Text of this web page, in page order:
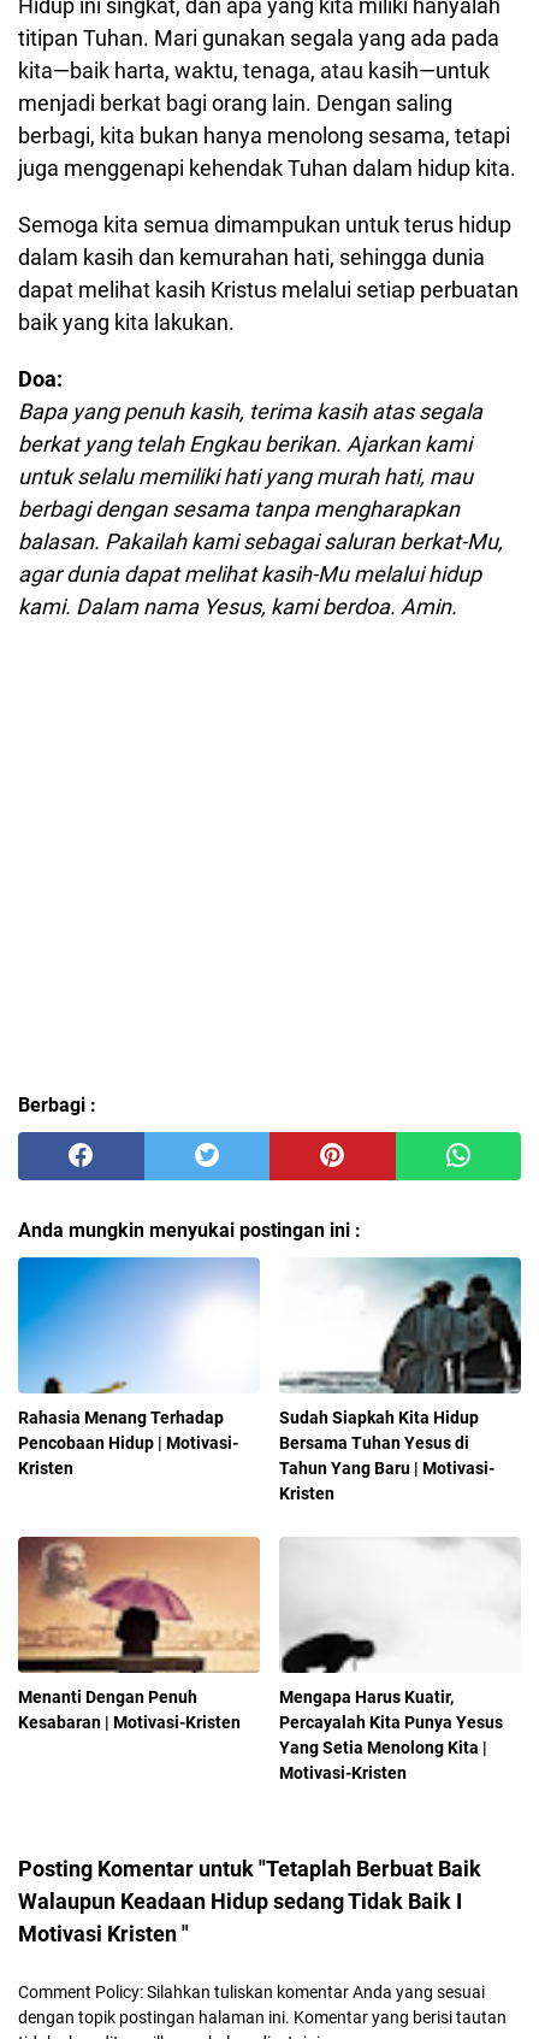
Hidup ini singkat, dan apa yang kita miliki hanyalah
titipan Tuhan. Mari gunakan segala yang ada pada
kita—baik harta, waktu, tenaga, atau kasih—untuk
menjadi berkat bagi orang lain. Dengan saling
berbagi, kita bukan hanya menolong sesama, tetapi
juga menggenapi kehendak Tuhan dalam hidup kita.
Semoga kita semua dimampukan untuk terus hidup
dalam kasih dan kemurahan hati, sehingga dunia
dapat melihat kasih Kristus melalui setiap perbuatan
baik yang kita lakukan.
Doa:
Bapa yang penuh kasih, terima kasih atas segala
berkat yang telah Engkau berikan. Ajarkan kami
untuk selalu memiliki hati yang murah hati, mau
berbagi dengan sesama tanpa mengharapkan
balasan. Pakailah kami sebagai saluran berkat-Mu,
agar dunia dapat melihat kasih-Mu melalui hidup
kami. Dalam nama Yesus, kami berdoa. Amin.
Berbagi :
Anda mungkin menyukai postingan ini :
Rahasia Menang Terhadap
Pencobaan Hidup | Motivasi-
Kristen
Sudah Siapkah Kita Hidup
Bersama Tuhan Yesus di
Tahun Yang Baru | Motivasi-
Kristen
Menanti Dengan Penuh
Kesabaran | Motivasi-Kristen
Mengapa Harus Kuatir,
Percayalah Kita Punya Yesus
Yang Setia Menolong Kita |
Motivasi-Kristen
Posting Komentar untuk "Tetaplah Berbuat Baik
Walaupun Keadaan Hidup sedang Tidak Baik I
Motivasi Kristen "
Comment Policy: Silahkan tuliskan komentar Anda yang sesuai
dengan topik postingan halaman ini. Komentar yang berisi tautan